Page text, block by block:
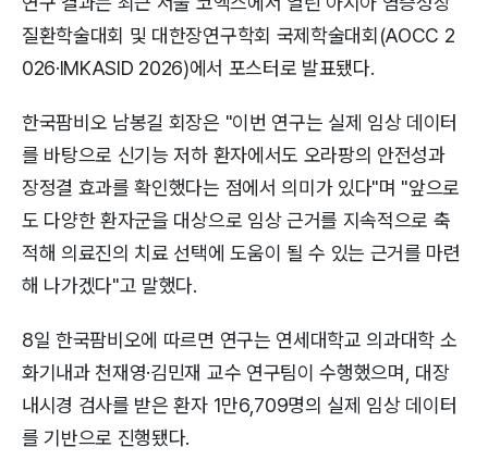
질환학술대회 및 대한장연구학회 국제학술대회(AOCC 2
026·IMKASID 2026)에서 포스터로 발표됐다.
한국팜비오 남봉길 회장은 "이번 연구는 실제 임상 데이터
를 바탕으로 신기능 저하 환자에서도 오라팡의 안전성과
장정결 효과를 확인했다는 점에서 의미가 있다"며 "앞으로
도 다양한 환자군을 대상으로 임상 근거를 지속적으로 축
적해 의료진의 치료 선택에 도움이 될 수 있는 근거를 마련
해 나가겠다"고 말했다.
8일 한국팜비오에 따르면 연구는 연세대학교 의과대학 소
화기내과 천재영·김민재 교수 연구팀이 수행했으며, 대장
내시경 검사를 받은 환자 1만6,709명의 실제 임상 데이터
를 기반으로 진행됐다.